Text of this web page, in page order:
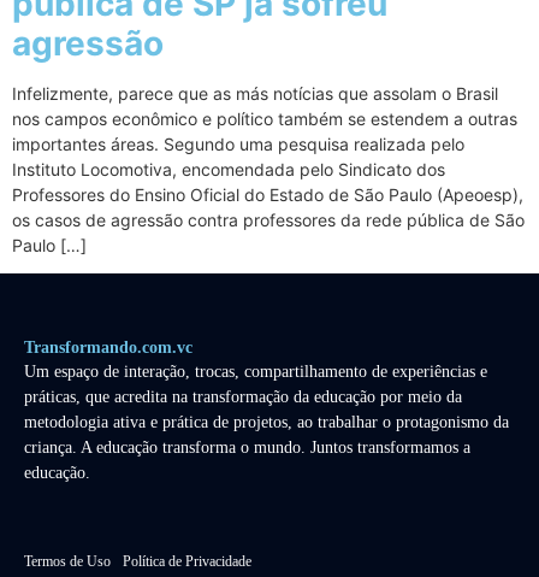
agressão
Infelizmente, parece que as más notícias que assolam o Brasil
nos campos econômico e político também se estendem a outras
importantes áreas. Segundo uma pesquisa realizada pelo
Instituto Locomotiva, encomendada pelo Sindicato dos
Professores do Ensino Oficial do Estado de São Paulo (Apeoesp),
os casos de agressão contra professores da rede pública de São
Paulo […]
Transformando.com.vc
Um espaço de interação, trocas, compartilhamento de experiências e
práticas, que acredita na transformação da educação por meio da
metodologia ativa e prática de projetos, ao trabalhar o protagonismo da
criança. A educação transforma o mundo. Juntos transformamos a
educação.
Termos de Uso Política de Privacidade